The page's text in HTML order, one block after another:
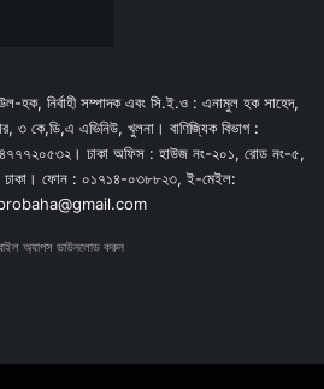
নির্বাহী সম্পাদক এবং সি.ই.ও : এনামুল হক সাহেদ,
৩ কে,ডি,এ এভিনিউ, খুলনা। বাণিজ্যিক বিভাগ :
৪৭৭৭২০৫৩২। ঢাকা অফিস : হাউজ নং-২০১, রোড নং-৫,
ফোন : ০১৭১৪-০৩৮৮২৩, ই-মেইল:
অ্যাপস ডাউনলোড করুন